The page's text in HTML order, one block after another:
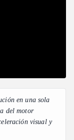
en una sola
del motor
visual y